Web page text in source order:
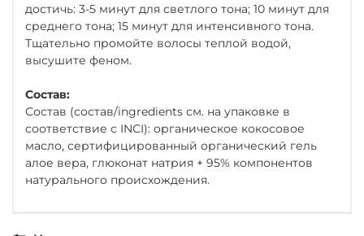
достичь: 3-5 минут для светлого тона; 10 минут для
среднего тона; 15 минут для интенсивного тона.
Тщательно промойте волосы теплой водой,
высушите феном.
Состав:
Состав (состав/ingredients см. на упаковке в
соответствие с INCI): органическое кокосовое
масло, сертифицированный органический гель
алое вера, глюконат натрия + 95% компонентов
натурального происхождения.